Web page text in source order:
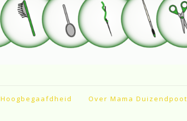
Hoogbegaafdheid Over Mama Duizendpoot